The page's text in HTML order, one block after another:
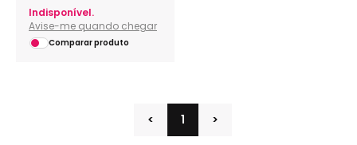
Indisponível.
Avise-me quando chegar
Comparar produto
< 1 >